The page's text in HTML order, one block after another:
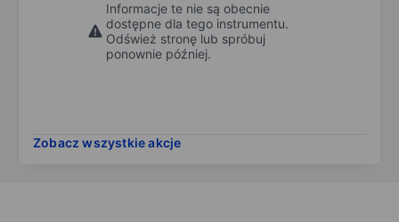
Informacje te nie są obecnie
dostępne dla tego instrumentu.
Odśwież stronę lub spróbuj
ponownie później.
Zobacz wszystkie akcje